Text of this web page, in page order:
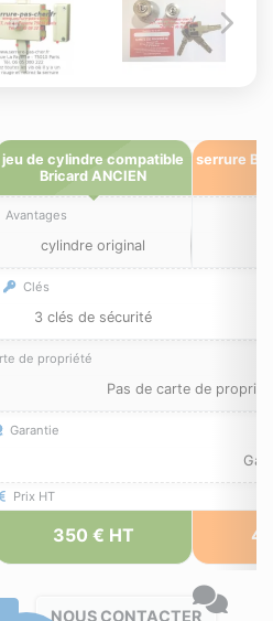
jeu de cylindre compatible
Bricard ANCIEN
serrure
Avantages
cylindre original
Clés
3 clés de sécurité
de propriété
Pas de carte de
Garantie
Prix HT
350 € HT
NOUS CONTACTER